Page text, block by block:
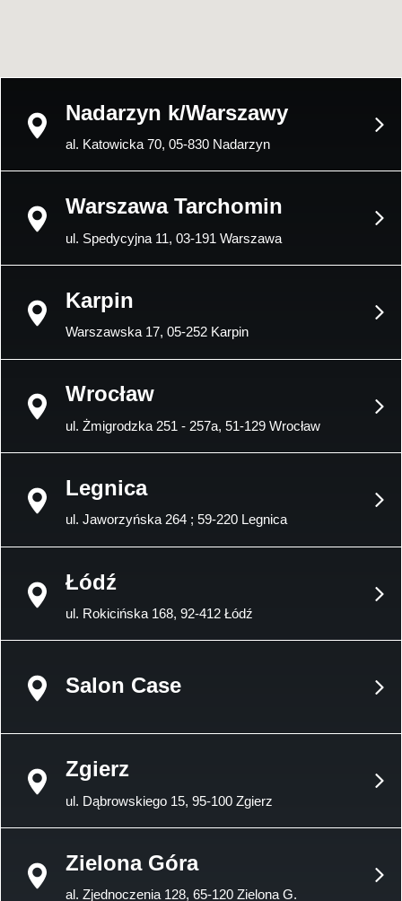
Nadarzyn k/Warszawy
al. Katowicka 70, 05-830 Nadarzyn
Warszawa Tarchomin
ul. Spedycyjna 11, 03-191 Warszawa
Karpin
Warszawska 17, 05-252 Karpin
Wrocław
ul. Żmigrodzka 251 - 257a, 51-129 Wrocław
Legnica
ul. Jaworzyńska 264 ; 59-220 Legnica
Łódź
ul. Rokicińska 168, 92-412 Łódź
Salon Case
Zgierz
ul. Dąbrowskiego 15, 95-100 Zgierz
Zielona Góra
al. Zjednoczenia 128, 65-120 Zielona G.